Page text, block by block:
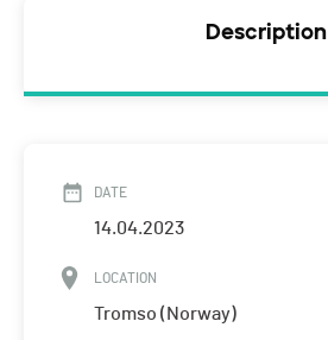
Description
DATE
14.04.2023
LOCATION
Tromso (Norway)